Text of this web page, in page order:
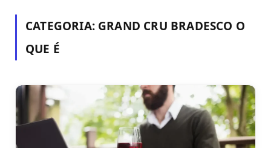
CATEGORIA: GRAND CRU BRADESCO O
QUE É